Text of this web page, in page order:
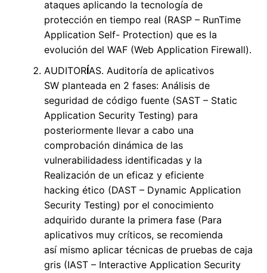
ataques aplicando la tecnología de
protección en tiempo real (RASP – RunTime
Application Self- Protection) que es la
evolución del WAF (Web Application Firewall).
AUDITORÍAS. Auditoría de aplicativos
SW planteada en 2 fases: Análisis de
seguridad de código fuente (SAST – Static
Application Security Testing) para
posteriormente llevar a cabo una
comprobación dinámica de las
vulnerabilidadess identificadas y la
Realización de un eficaz y eficiente
hacking ético (DAST – Dynamic Application
Security Testing) por el conocimiento
adquirido durante la primera fase (Para
aplicativos muy críticos, se recomienda
así mismo aplicar técnicas de pruebas de caja
gris (IAST – Interactive Application Security